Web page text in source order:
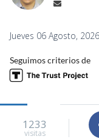
Jueves 06 Agosto,
Seguimos criterios de
1233
visitas